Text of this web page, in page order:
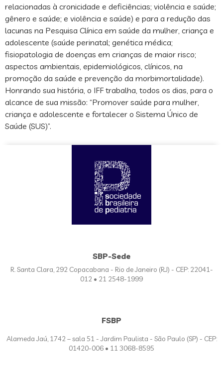
relacionadas à cronicidade e deficiências; violência e saúde;
gênero e saúde; e violência e saúde) e para a redução das
lacunas na Pesquisa Clínica em saúde da mulher, criança e
adolescente (saúde perinatal; genética médica;
fisiopatologia de doenças em crianças de maior risco;
aspectos ambientais, epidemiológicos, clínicos, na
promoção da saúde e prevenção da morbimortalidade).
Honrando sua história, o IFF trabalha, todos os dias, para o
alcance de sua missão: “Promover saúde para mulher,
criança e adolescente e fortalecer o Sistema Único de
Saúde (SUS)”.
SBP-Sede
R. Santa Clara, 292 Copacabana - Rio de Janeiro (RJ) - CEP: 22041-
012 • 21 2548-1999
FSBP
Alameda Jaú, 1742 – sala 51 - Jardim Paulista - São Paulo (SP) - CEP:
01420-006 • 11 3068-8595